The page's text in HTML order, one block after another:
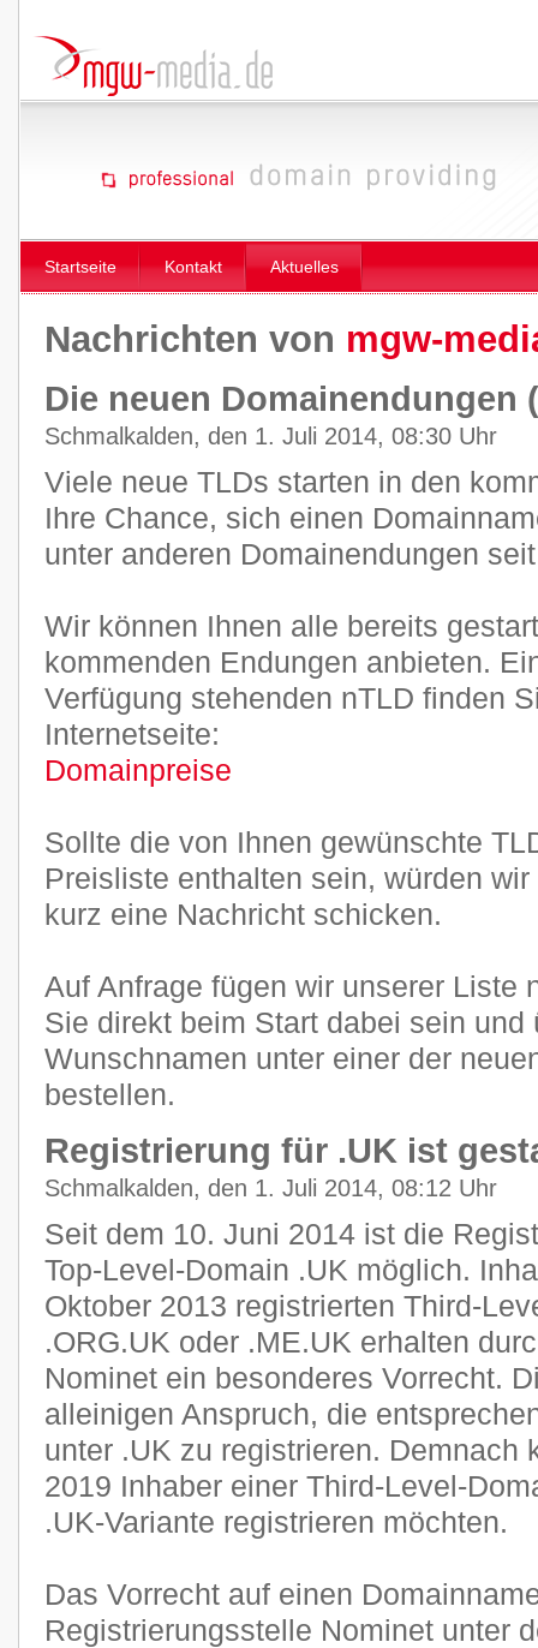
Startseite Kontakt Aktuelles
Nachrichten von mgw-
Die neuen Domainendungen
Schmalkalden, den 1. Juli 2014, 08:30 Uhr
Viele neue TLDs starten in den
Ihre Chance, sich einen
unter anderen Domainendungen
Wir können Ihnen alle bereits
kommenden Endungen anbieten.
Verfügung stehenden nTLD finden
Internetseite:
Domainpreise
Sollte die von Ihnen gewünschte
Preisliste enthalten sein, würden
kurz eine Nachricht schicken.
Auf Anfrage fügen wir unserer Liste
Sie direkt beim Start dabei sein und
Wunschnamen unter einer der
bestellen.
Registrierung für .UK ist
Schmalkalden, den 1. Juli 2014, 08:12 Uhr
Seit dem 10. Juni 2014 ist die
Top-Level-Domain .UK möglich.
Oktober 2013 registrierten Third-
.ORG.UK oder .ME.UK erhalten
Nominet ein besonderes Vorrecht.
alleinigen Anspruch, die
unter .UK zu registrieren. Demnach
2019 Inhaber einer Third-Level-
.UK-Variante registrieren möchten.
Das Vorrecht auf einen
Registrierungsstelle Nominet unter